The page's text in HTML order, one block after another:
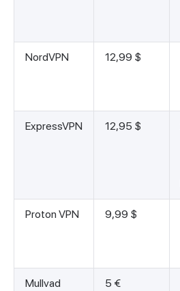
NordVPN 12,99 $
ExpressVPN 12,95 $
Proton VPN 9,99 $
Mullvad
5 €